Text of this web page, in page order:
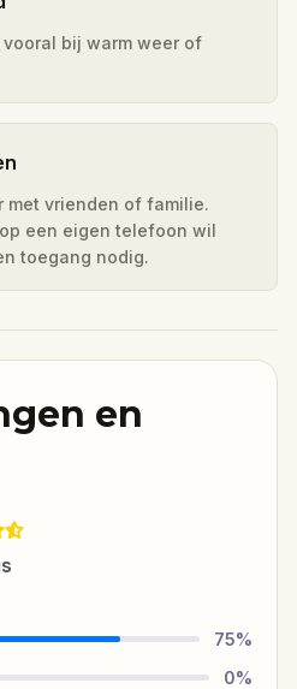
vooral bij warm weer of
met vrienden of familie.
een eigen telefoon wil
toegang nodig.
en
75%
0%